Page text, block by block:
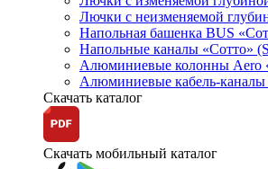
Лючки с неизменяемой
Напольная башенка BUS
Напольные каналы «Сотто»
Алюминиевые колонны Aero
Алюминиевые кабель-
Скачать каталог
Скачать мобильный каталог